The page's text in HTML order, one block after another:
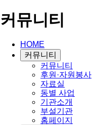
커뮤니티
HOME
커뮤니티
커뮤니티
후원·자원봉사
자료실
동별 사업
기관소개
부설기관
홈페이지